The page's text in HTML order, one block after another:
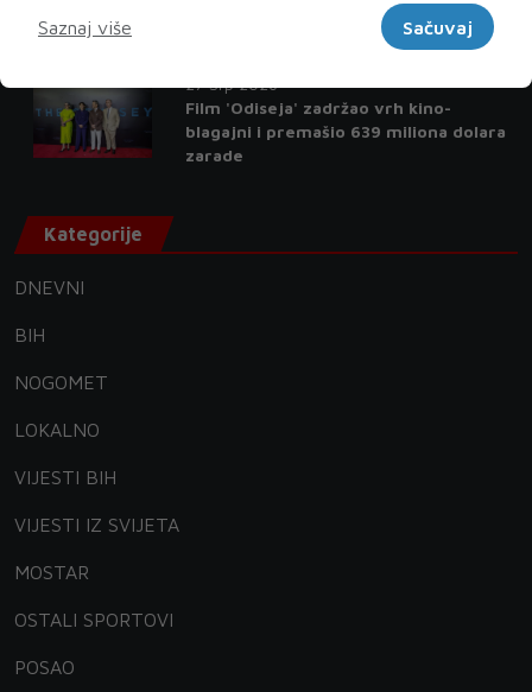
Saznaj više
Sačuvaj
Matt Damon: Iz čistog očaja napisali
smo 'Dobrog Willa Huntinga'
27 Srp 2026
Film 'Odiseja' zadržao vrh kino-
blagajni i premašio 639 miliona dolara
zarade
Kategorije
DNEVNI
BIH
NOGOMET
LOKALNO
VIJESTI BIH
VIJESTI IZ SVIJETA
MOSTAR
OSTALI SPORTOVI
POSAO